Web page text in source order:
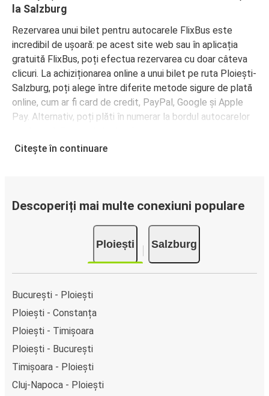
la Salzburg
Rezervarea unui bilet pentru autocarele FlixBus este
incredibil de ușoară: pe acest site web sau în aplicația
gratuită FlixBus, poți efectua rezervarea cu doar câteva
clicuri. La achiziționarea online a unui bilet pe ruta Ploiești-
Salzburg, poți alege între diferite metode sigure de plată
online, cum ar fi card de credit, PayPal, Google și Apple
Pay. Alternativ, poți plăti în numerar la bordul autocarelor
Citește în continuare
Descoperiți mai multe conexiuni populare
Ploiești Salzburg
București - Ploiești
Ploiești - Constanța
Ploiești - Timișoara
Ploiești - București
Timișoara - Ploiești
Cluj-Napoca - Ploiești